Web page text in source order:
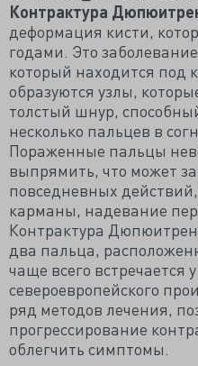
Контрактура
деформация кисти,
годами. Это
который находится под
образуются узлы,
толстый шнур,
несколько пальцев в
Пораженные пальцы
выпрямить, что может
повседневных
карманы, надевание
Контрактура
два пальца,
чаще всего
североевропейского
ряд методов лечения,
прогрессирование
облегчить симптомы.